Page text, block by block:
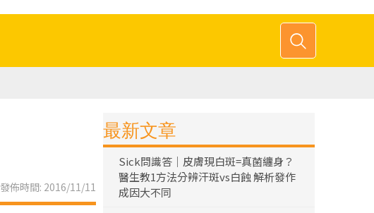
發佈時間: 2016/11/11
最新文章
Sick問識答｜皮膚現白斑=真菌纏身？
醫生教1方法分辨汗斑vs白蝕 解析發作
成因大不同